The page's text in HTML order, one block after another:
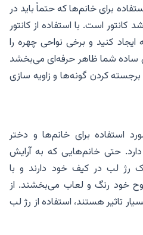
برای خانم‌ها که حتماً باید در
کانتور است. با استفاده از کانتور
ایجاد کنید و برخی نواحی چهره را
ساده شما ظاهر حرفه‌ای می‌بخشد
کردن گونه‌ها و زاویه سازی
استفاده برای خانم‌ها و دختر
حتی خانم‌هایی که به آرایش
رژ لب در کیف خود دارند و با
خود رنگ و لعاب می‌بخشند. از
تاثیر هستند، استفاده از رژ لب